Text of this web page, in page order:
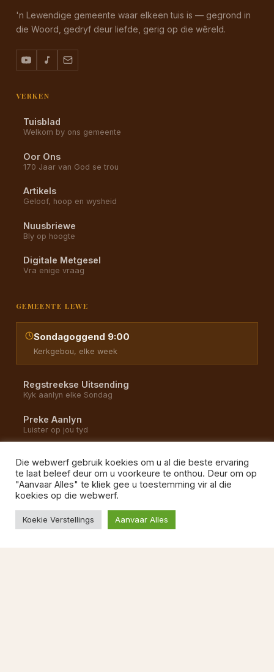
'n Lewendige gemeente waar elkeen tuis is — gegrond in
die Woord, gedryf deur liefde, gerig op die wêreld.
VERKEN
Tuisblad
Welkom by ons gemeente
Oor Ons
170 Jaar van God se trou
Artikels
Geloof, hoop en wysheid
Nuusbriewe
Bly op hoogte
Digitale Metgesel
Vra enige vraag
GEMEENTE LEWE
Sondagoggend 9:00
Kerkgebou, elke week
Regstreekse Uitsending
Kyk aanlyn elke Sondag
Preke Aanlyn
Luister op jou tyd
Alle opnames en uitsendings
Gemeente Musiek
Luister na ons liedere
Die webwerf gebruik koekies om u al die beste ervaring
te laat beleef deur om u voorkeure te onthou. Deur om op
"Aanvaar Alles" te kliek gee u toestemming vir al die
koekies op die webwerf.
Koekie Verstellings Aanvaar Alles